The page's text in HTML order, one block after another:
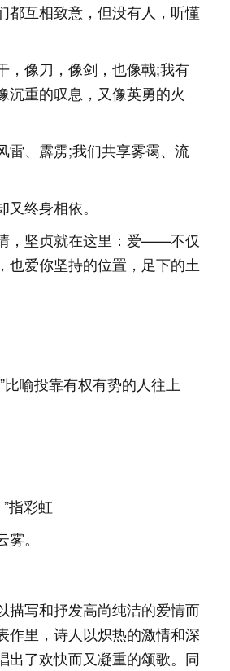
都互相致意，但没有人，听懂
，像刀，像剑，也像戟;我有
沉重的叹息，又像英勇的火
雷、霹雳;我们共享雾霭、流
终身相依。
，坚贞就在这里：爱——不仅
也爱你坚持的位置，足下的土
喻投靠有权有势的人往上
指彩虹
。
描写和抒发高尚纯洁的爱情而
作里，诗人以炽热的激情和深
出了欢快而又凝重的颂歌。同